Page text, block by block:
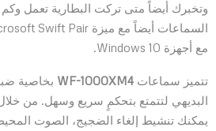
وتخبرك أيضاً متى تركت البطارية تعمل
مع أجهزة Windows 10.
تتميز سماعات WF-1000XM4 بخاصية
البديهي لتتمتع بتحكمٍ سريع وسهل. من
يمكنك تنشيط إلغاء الضجيج، الصوت